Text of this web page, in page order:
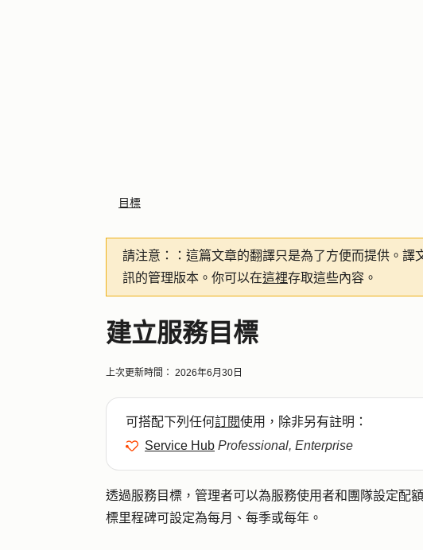
目標
請注意：
：這篇文章的翻譯只是為了方便而提供。
訊的管理版本。你可以在這裡存取這些內容。
建立服務目標
上次更新時間： 2026年6月30日
可搭配下列任何訂閱使用，除非另有註明：
Service Hub Professional, Enterprise
透過服務目標，管理者可以為服務使用者和團隊設定配
標里程碑可設定為每月、每季或每年。